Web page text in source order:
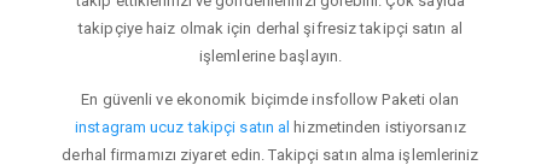
takipçiye haiz olmak için derhal şifresiz takipçi satın al
işlemlerine başlayın.
En güvenli ve ekonomik biçimde insfollow Paketi olan
instagram ucuz takipçi satın al hizmetinden istiyorsanız
derhal firmamızı ziyaret edin. Takipçi satın alma işlemleriniz